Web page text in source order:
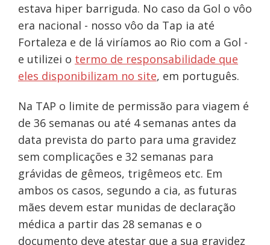
estava hiper barriguda. No caso da Gol o vôo
era nacional - nosso vôo da Tap ia até
Fortaleza e de lá viríamos ao Rio com a Gol -
e utilizei o termo de responsabilidade que
eles disponibilizam no site, em português.
Na TAP o limite de permissão para viagem é
de 36 semanas ou até 4 semanas antes da
data prevista do parto para uma gravidez
sem complicações e 32 semanas para
grávidas de gêmeos, trigêmeos etc. Em
ambos os casos, segundo a cia, as futuras
mães devem estar munidas de declaração
médica a partir das 28 semanas e o
documento deve atestar que a sua gravidez